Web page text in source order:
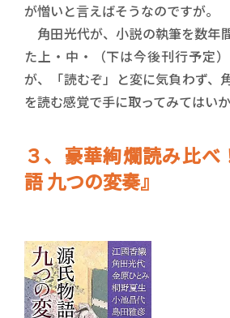
が憎いと言えばそうなのですが。
角田光代が、小説の執筆を数年
た上・中・（下は今後刊行予定
が、「読むぞ」と変に気負わず、
を読む感覚で手に取ってみてはい
３、豪華絢爛読み比べ
語 九つの変奏』